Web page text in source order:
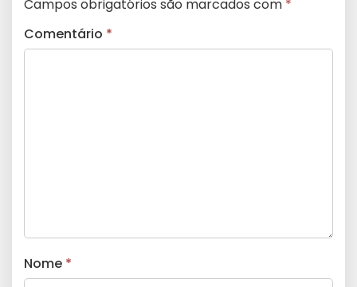
Campos obrigatórios são marcados com *
Comentário *
Nome *